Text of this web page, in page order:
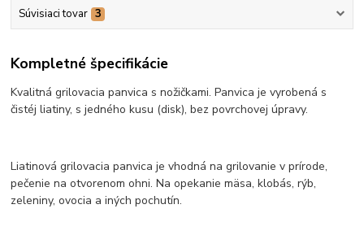
Súvisiaci tovar 3
Kompletné špecifikácie
Kvalitná grilovacia panvica s nožičkami. Panvica je vyrobená s
čistéj liatiny, s jedného kusu (disk), bez povrchovej úpravy.
Liatinová grilovacia panvica je vhodná na grilovanie v prírode,
pečenie na otvorenom ohni. Na opekanie mäsa, klobás, rýb,
zeleniny, ovocia a iných pochutín.